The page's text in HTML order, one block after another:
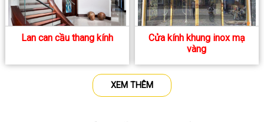
Lan can cầu thang kính
Cửa kính khung inox mạ
vàng
XEM THÊM